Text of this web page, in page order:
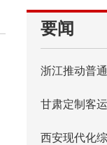
要闻
浙江推动普
甘肃定制客
西安现代化